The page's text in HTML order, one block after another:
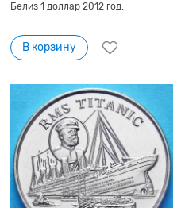
Белиз 1 доллар 2012 год.
В корзину